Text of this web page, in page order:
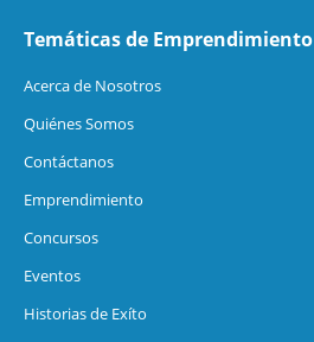
Temáticas de Emprendimiento
Acerca de Nosotros
Quiénes Somos
Contáctanos
Emprendimiento
Concursos
Eventos
Historias de Exíto